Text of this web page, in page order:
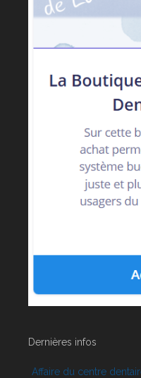
Dernières infos
Affaire du centre